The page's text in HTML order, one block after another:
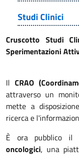
Studi Clinici
Cruscotto Studi
Sperimentazioni
Il CRAO
attraverso un
mette a
ricerca e
È ora pubblico il
oncologici, una